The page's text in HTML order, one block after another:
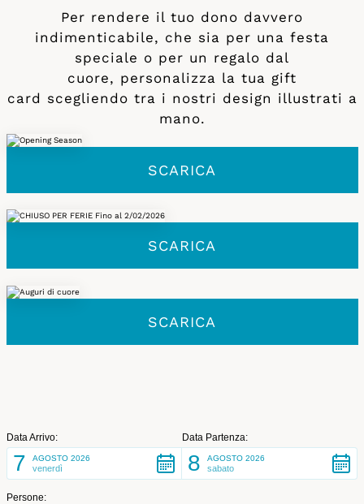
Per rendere il tuo dono davvero
indimenticabile, che sia per una festa
speciale o per un regalo dal
cuore, personalizza la tua gift
card scegliendo tra i nostri design illustrati a
mano.
SCARICA
SCARICA
SCARICA
Data Arrivo:
7 AGOSTO 2026
venerdì
Data Partenza:
8 AGOSTO 2026
sabato
Persone: